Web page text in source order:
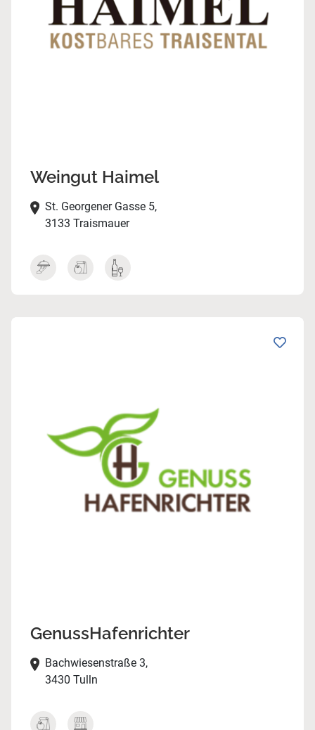
Weingut Haimel
St. Georgener Gasse 5,
3133 Traismauer
GenussHafenrichter
Bachwiesenstraße 3,
3430 Tulln